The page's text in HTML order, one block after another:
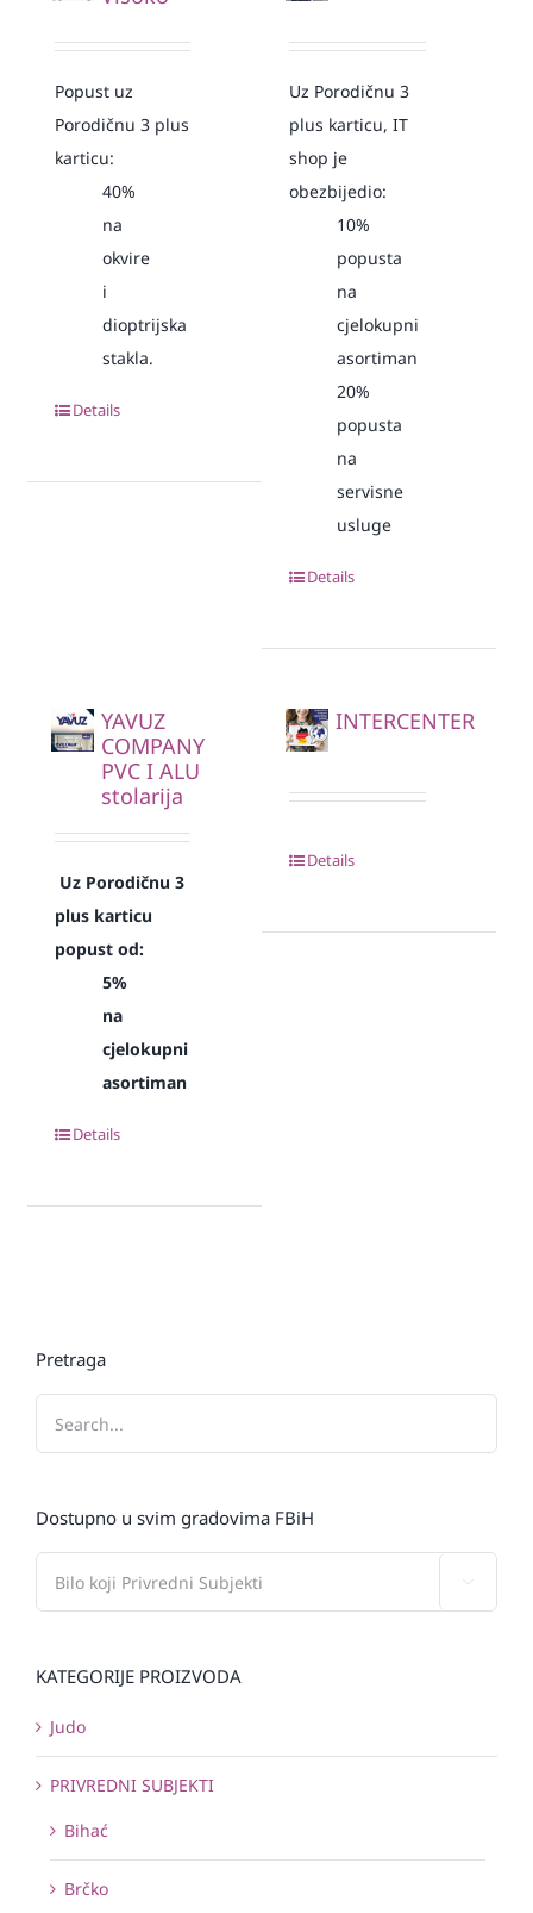
Popust uz
Porodičnu 3 plus
karticu:
40%
na
okvire
i
dioptrijska
stakla.
Details
Uz Porodičnu 3
plus karticu, IT
shop je
obezbijedio:
10%
popusta
na
cjelokupni
asortiman
20%
popusta
na
servisne
usluge
Details
YAVUZ
COMPANY
PVC I ALU
stolarija
Uz Porodičnu 3
plus karticu
popust od:
5%
na
cjelokupni
asortiman
Details
INTERCENTER
Details
Pretraga
Dostupno u svim gradovima FBiH
KATEGORIJE PROIZVODA
Judo
PRIVREDNI SUBJEKTI
Bihać
Brčko